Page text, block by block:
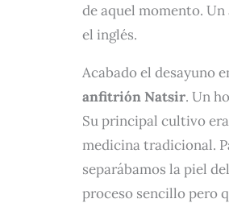
de aquel momento.
el inglés.
Acabado el desayuno
anfitrión Natsir. Un
Su principal cultivo
medicina tradicional.
separábamos la piel
proceso sencillo pero